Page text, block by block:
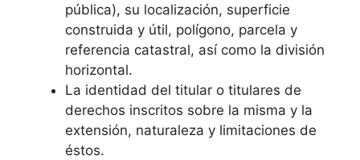
pública), su localización, superficie
construida y útil, polígono, parcela y
referencia catastral, así como la división
horizontal.
La identidad del titular o titulares de
derechos inscritos sobre la misma y la
extensión, naturaleza y limitaciones de
éstos.